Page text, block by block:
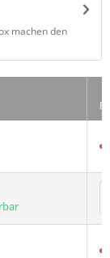
machen den